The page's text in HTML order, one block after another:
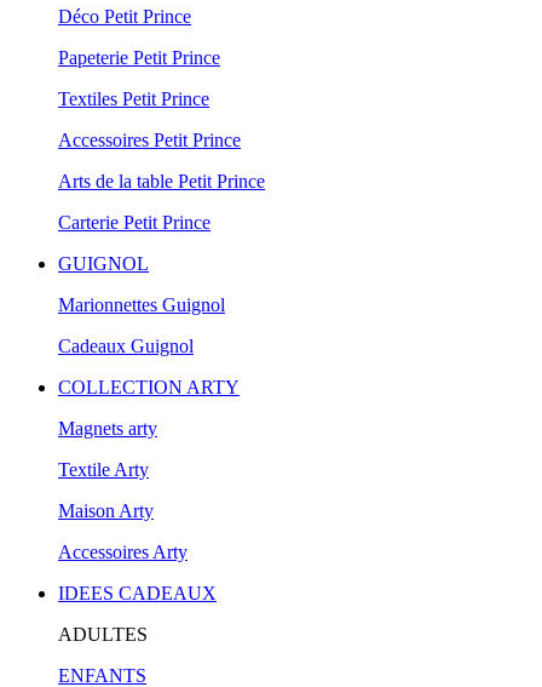
Déco Petit Prince
Papeterie Petit Prince
Textiles Petit Prince
Accessoires Petit Prince
Arts de la table Petit Prince
Carterie Petit Prince
GUIGNOL
Marionnettes Guignol
Cadeaux Guignol
COLLECTION ARTY
Magnets arty
Textile Arty
Maison Arty
Accessoires Arty
IDEES CADEAUX
ADULTES
ENFANTS